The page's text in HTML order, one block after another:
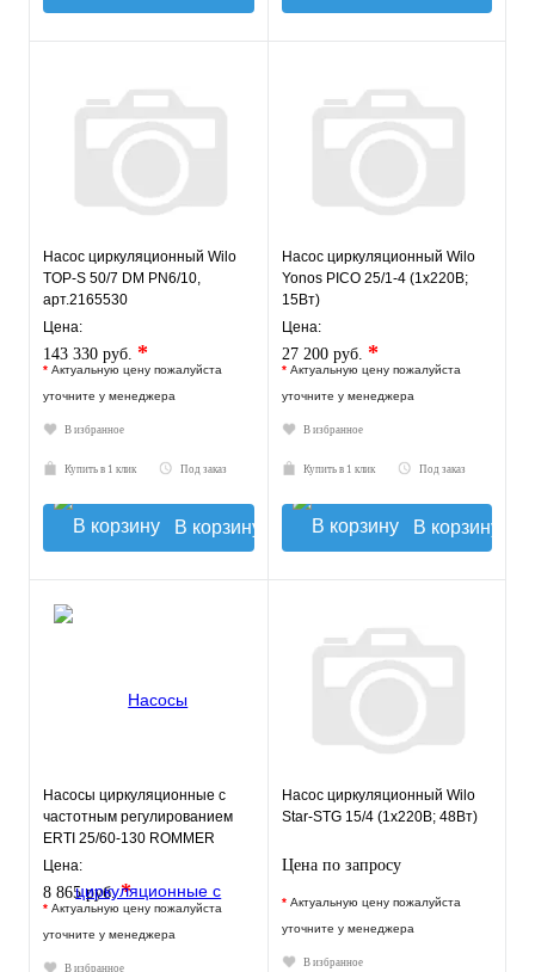
Насос циркуляционный Wilo
TOP-S 50/7 DM PN6/10,
арт.2165530
Цена:
143 330 руб. *
* Актуальную цену пожалуйста
уточните у менеджера
В избранное
Купить в 1 клик Под заказ
В корзину
Насос циркуляционный Wilo
Yonos PICO 25/1-4 (1х220В;
15Вт)
Цена:
27 200 руб. *
* Актуальную цену пожалуйста
уточните у менеджера
В избранное
Купить в 1 клик Под заказ
В корзину
Насосы циркуляционные с
частотным регулированием
ERTI 25/60-130 ROMMER
Цена:
8 865 руб.*
* Актуальную цену пожалуйста
уточните у менеджера
В избранное
Насос циркуляционный Wilo
Star-STG 15/4 (1х220В; 48Вт)
Цена по запросу
* Актуальную цену пожалуйста
уточните у менеджера
В избранное